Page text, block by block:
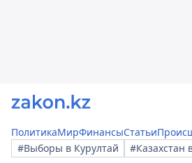
ПолитикаМирФинансыСтатьи
#Выборы в Курултай
#Казахстан